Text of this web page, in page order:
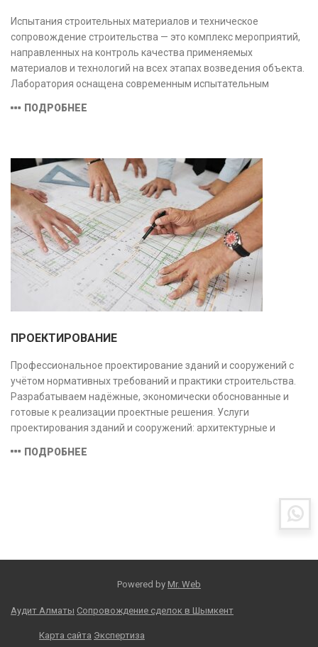
Испытания строительных материалов и техническое
сопровождение строительства — это комплекс мероприятий,
направленных на контроль качества применяемых
материалов и технологий на всех этапах возведения объекта.
Лаборатория оснащена современным испытательным
соответствующими заявленной области аккредитации.
ПОДРОБНЕЕ
ПРОЕКТИРОВАНИЕ
Профессиональное проектирование зданий и сооружений с
учётом нормативных требований и практики строительства.
Разрабатываем надёжные, экономически обоснованные и
готовые к реализации проектные решения. Услуги
проектирования зданий и сооружений: архитектурные и
сметная документация. Полный цикл работ с учётом норм и
ПОДРОБНЕЕ
Powered by Mr. Web
Аудит Алматы Сопровождение сделок в Шымкент
Карта сайта Экспертиза